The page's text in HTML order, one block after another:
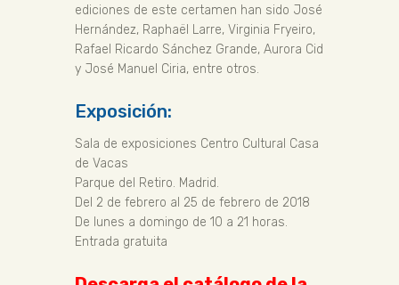
ediciones de este certamen han sido José
Hernández, Raphaël Larre, Virginia Fryeiro,
Rafael Ricardo Sánchez Grande, Aurora Cid
y José Manuel Ciria, entre otros.
Exposición:
Sala de exposiciones Centro Cultural Casa
de Vacas
Parque del Retiro. Madrid.
Del 2 de febrero al 25 de febrero de 2018
De lunes a domingo de 10 a 21 horas.
Entrada gratuita